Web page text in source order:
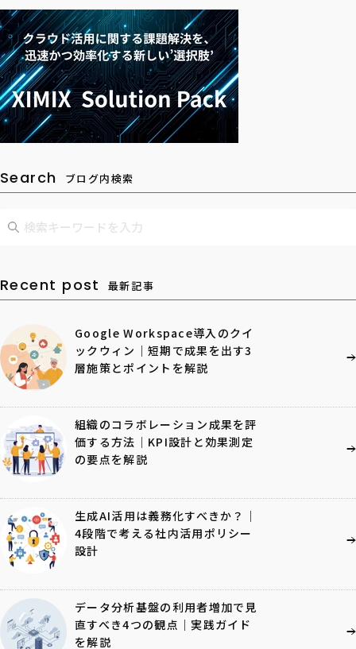
Search ブログ内検索
Recent post 最新記事
Google Workspace導入のクイ
ックウィン｜短期で成果を出す3
層施策とポイントを解説
組織のコラボレーション成果を評
価する方法｜KPI設計と効果測定
の要点を解説
生成AI活用は義務化すべきか？｜
4段階で考える社内活用ポリシー
設計
データ分析基盤の利用者増加で見
直すべき4つの観点｜実践ガイド
を解説